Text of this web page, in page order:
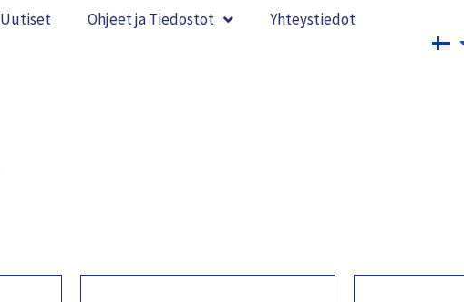
Uutiset Ohjeet ja Tiedostot Yhteystiedot